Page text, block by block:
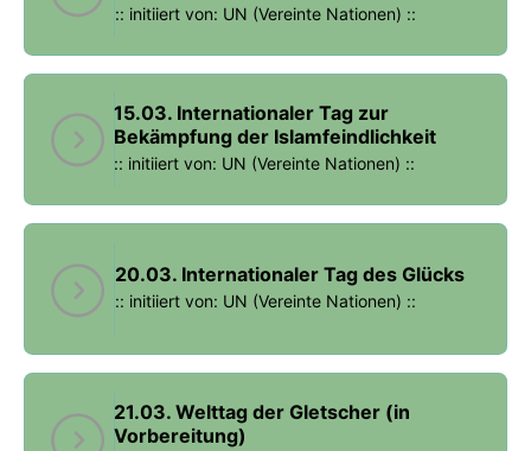
:: initiiert von: UN (Vereinte Nationen) ::
15.03. Internationaler Tag zur
Bekämpfung der Islamfeindlichkeit
:: initiiert von: UN (Vereinte Nationen) ::
20.03. Internationaler Tag des Glücks
:: initiiert von: UN (Vereinte Nationen) ::
21.03. Welttag der Gletscher (in
Vorbereitung)